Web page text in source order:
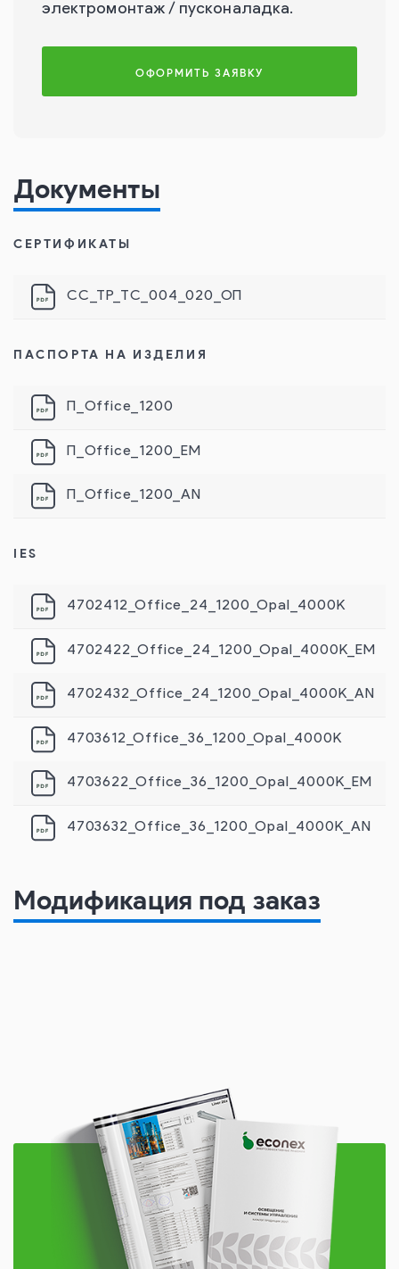
электромонтаж / пусконаладка.
ОФОРМИТЬ ЗАЯВКУ
Документы
СЕРТИФИКАТЫ
СС_ТР_ТС_004_020_ОП
ПАСПОРТА НА ИЗДЕЛИЯ
П_Office_1200
П_Office_1200_EM
П_Office_1200_AN
IES
4702412_Office_24_1200_Opal_4000K
4702422_Office_24_1200_Opal_4000K_EM
4702432_Office_24_1200_Opal_4000K_AN
4703612_Office_36_1200_Opal_4000K
4703622_Office_36_1200_Opal_4000K_EM
4703632_Office_36_1200_Opal_4000K_AN
Модификация под заказ